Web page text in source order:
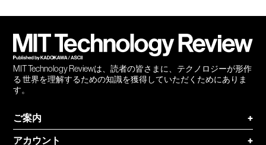
MIT Technology Reviewは、読者の皆さまに、テクノロジーが形作
る 世界を理解するための知識を獲得していただくためにありま
す。
ご案内
+
アカウント
+